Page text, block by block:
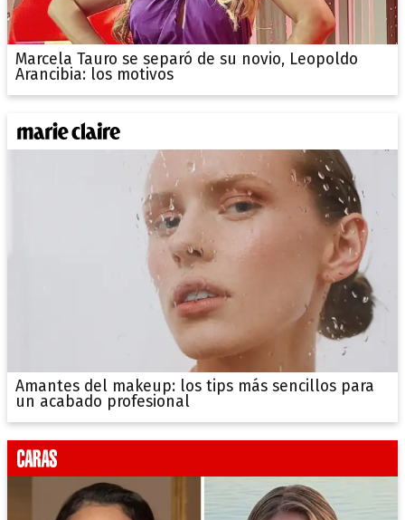
Marcela Tauro se separó de su novio, Leopoldo
Arancibia: los motivos
Amantes del makeup: los tips más sencillos para
un acabado profesional